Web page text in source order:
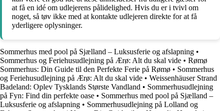
at få en idé om udlejerens pålidelighed. Hvis du er i tvivl om
noget, så tøv ikke med at kontakte udlejeren direkte for at få
yderligere oplysninger.
Sommerhus med pool på Sjælland – Luksusferie og afslapning •
Sommerhus og Feriehusudlejning på Ærø: Alt du skal vide • Rømø
Sommerhus: Din Guide til den Perfekte Ferie på Rømø • Sommerhus
og Feriehusudlejning på Ærø: Alt du skal vide • Weissenhäuser Strand
Badeland: Oplev Tysklands Største Vandland • Sommerhusudlejning
på Fyn: Find din perfekte oase • Sommerhus med pool på Sjælland –
Luksusferie og afslapning • Sommerhusudlejning på Lolland og